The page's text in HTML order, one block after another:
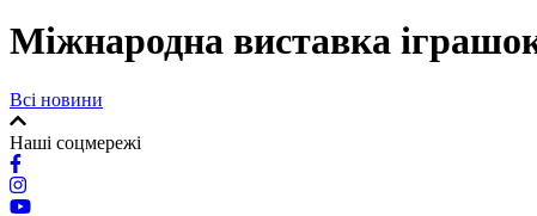
Міжнародна виставка
Всі новини
Наші соцмережі